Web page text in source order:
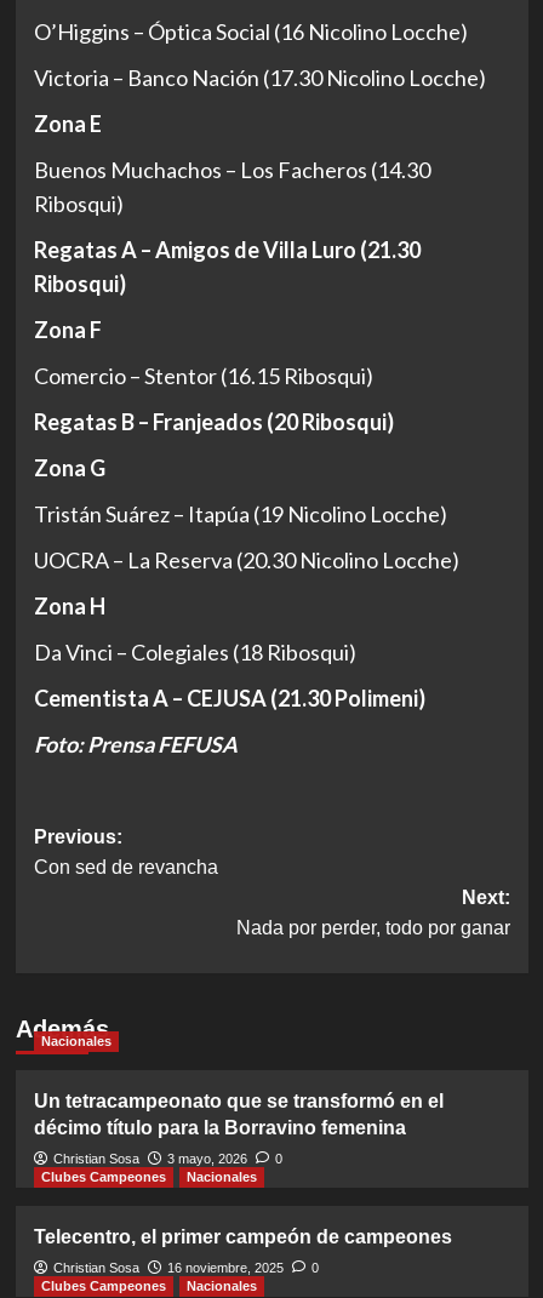
O’Higgins – Óptica Social (16 Nicolino Locche)
Victoria – Banco Nación (17.30 Nicolino Locche)
Zona E
Buenos Muchachos – Los Facheros (14.30
Ribosqui)
Regatas A – Amigos de Villa Luro (21.30
Ribosqui)
Zona F
Comercio – Stentor (16.15 Ribosqui)
Regatas B – Franjeados (20 Ribosqui)
Zona G
Tristán Suárez – Itapúa (19 Nicolino Locche)
UOCRA – La Reserva (20.30 Nicolino Locche)
Zona H
Da Vinci – Colegiales (18 Ribosqui)
Cementista A – CEJUSA (21.30 Polimeni)
Foto: Prensa FEFUSA
Post
navigation
Previous:
Con sed de revancha
Next:
Nada por perder, todo por ganar
Además
Nacionales
Un tetracampeonato que se transformó en el
décimo título para la Borravino femenina
Christian Sosa 3 mayo, 2026
0
Clubes Campeones
Nacionales
Telecentro, el primer campeón de campeones
Christian Sosa 16 noviembre, 2025
0
Clubes Campeones
Nacionales